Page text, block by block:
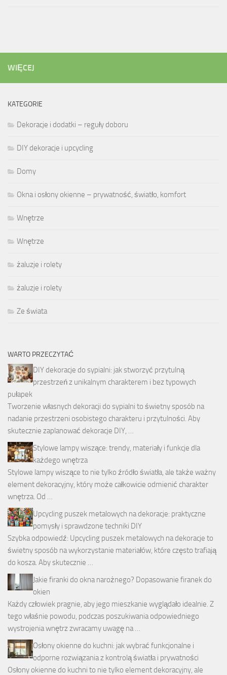
WIĘCEJ
KATEGORIE
Dekoracje i dodatki – reguły doboru
DIY dekoracje i upcycling
Domy
Okna i osłony okienne – prywatność, światło, komfort
Wnętrze
Wnętrze
żaluzje i rolety
żaluzje i rolety
Ze świata
WARTO PRZECZYTAĆ
DIY dekoracje do sypialni: jak stworzyć przytulną
przestrzeń z unikalnym charakterem i bez typowych
pułapek
Tworzenie własnych dekoracji do sypialni to świetny sposób na
nadanie przestrzeni osobistego charakteru i przytulności. Aby
skutecznie zaplanować dekoracje DIY, …
Stylowe lampy wiszące: trendy, materiały i funkcje dla
każdego wnętrza
Stylowe lampy wiszące to nie tylko źródło światła, ale także ważny
element dekoracyjny, który może całkowicie odmienić charakter
wnętrza. Od …
Upcycling puszek metalowych na dekoracje: praktyczne
pomysły i sprawdzone techniki DIY
Szybka odpowiedź: Upcycling puszek metalowych na dekoracje to
świetny sposób na wykorzystanie materiałów, które często trafiają
do kosza. Aby skutecznie …
Jakie firanki do okna narożnego? Dopasowanie firanek do
okien
Każdy człowiek pragnie, aby jego mieszkanie wyglądało idealnie. Z
tego właśnie powodu, podczas poszukiwania odpowiedniego
wystrojenia wnętrz zwracamy uwagę na …
Osłony okienne do kuchni: jak wybrać funkcjonalne i
odporne rozwiązania z kontrolą światła i prywatności
Osłony okienne do kuchni to nie tylko element dekoracyjny, ale